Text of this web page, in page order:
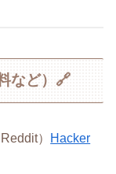
など）🔗
）
Hacker